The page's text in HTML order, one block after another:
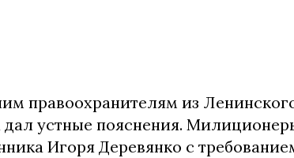
правоохранителям из
дал устные пояснения.
Игоря Деревянко с